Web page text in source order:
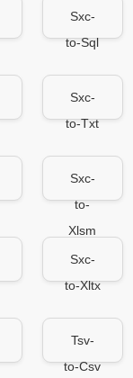
Sxc-
to-Sql
Sxc-
to-Txt
Sxc-
to-
Xlsm
Sxc-
to-Xltx
Tsv-
to-Csv